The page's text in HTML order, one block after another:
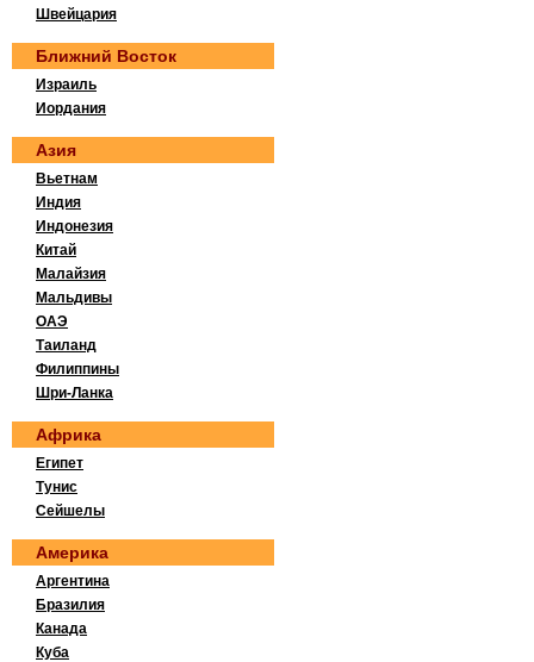
Швейцария
Ближний Восток
Израиль
Иордания
Азия
Вьетнам
Индия
Индонезия
Китай
Малайзия
Мальдивы
ОАЭ
Таиланд
Филиппины
Шри-Ланка
Африка
Египет
Тунис
Сейшелы
Америка
Аргентина
Бразилия
Канада
Куба